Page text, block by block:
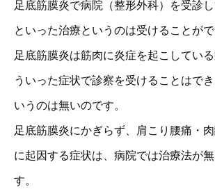
足底筋膜炎で病院（整形外科）を受診
といった治療というのは受けることがで
足底筋膜炎は筋肉に炎症を起こしてい
ういった症状で診察を受けることはで
いうのは無いのです。
足底筋膜炎にかぎらず、肩こり腰痛・
に起因する症状は、病院では治療法が
す。